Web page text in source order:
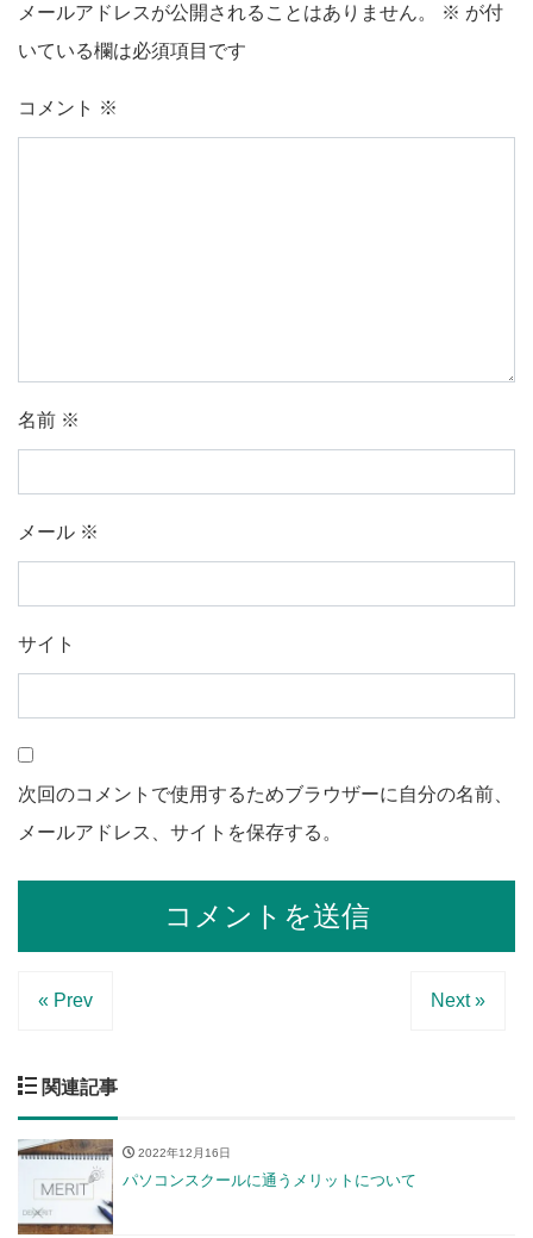
メールアドレスが公開されることはありません。 ※ が付
いている欄は必須項目です
コメント ※
名前 ※
メール ※
サイト
次回のコメントで使用するためブラウザーに自分の名前、
メールアドレス、サイトを保存する。
« Prev Next »
関連記事
2022年12月16日
パソコンスクールに通うメリットについて